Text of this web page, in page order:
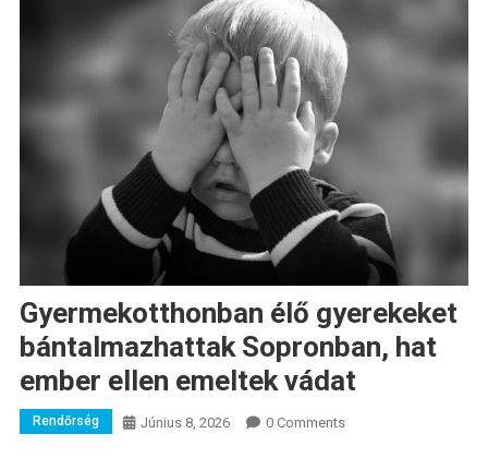
Gyermekotthonban élő gyerekeket
bántalmazhattak Sopronban, hat
ember ellen emeltek vádat
Rendőrség Június 8, 2026 0 Comments